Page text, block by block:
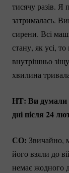
тисячу разів. Я
затрималась.
сирени. Всі
стану, як усі,
внутрішньо
хвилина
НТ: Ви думали
дні після 24
СО: Звичайно,
його взяли до
немає жодного